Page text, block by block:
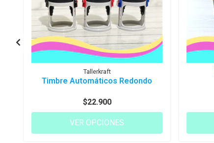
Tallerkraft
Timbre Automáticos Redondo
$22.900
VER OPCIONES